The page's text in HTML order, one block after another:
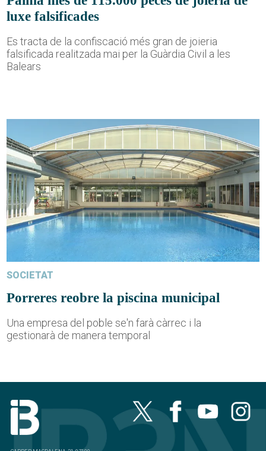
luxe falsificades
Es tracta de la confiscació més gran de joieria
falsificada realitzada mai per la Guàrdia Civil a les
Balears
SOCIETAT
Porreres reobre la piscina municipal
Una empresa del poble se'n farà càrrec i la
gestionarà de manera temporal